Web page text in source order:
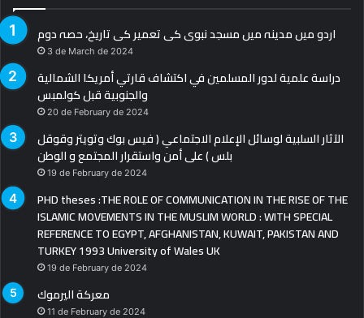
اردو میں مدینہ میں مسجد نبوی کی تعمیر کی تاریخ، حصہ دوم
3 de March de 2024
دراسة علمية لدور المسلمين في اكتشاف قارتي أمريكا الشمالية
والجنوبية قبل كولمبس
20 de February de 2024
الآثار السلبية لوسائل الإعلام الاجتماعي ( فيس بوك وتويتر وقوقل
بلس ) على أمن واستقرار المجتمع و الوطن
19 de February de 2024
PHD theses :THE ROLE OF COMMUNICATION IN THE RISE OF THE
ISLAMIC MOVEMENTS IN THE MUSLIM WORLD : WITH SPECIAL
REFERENCE TO EGYPT, AFGHANISTAN, KUWAIT, PAKISTAN AND
TURKEY 1993 University of Wales UK
19 de February de 2024
معركة اليرموك
11 de February de 2024